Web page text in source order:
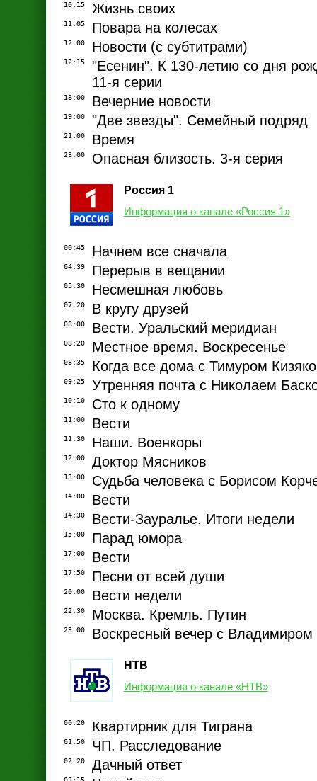
10:15 Жизнь своих
11:05 Повара на колесах
12:00 Новости (с субтитрами)
12:15
"Есенин". К 130-летию со дня
11-я серии
18:00 Вечерние новости
19:00 "Две звезды". Семейный подряд
21:00 Время
23:00 Опасная близость. 3-я серия
Россия 1
Информация о канале «Россия 1»
00:45 Начнем все сначала
04:39 Перерыв в вещании
05:30 Несмешная любовь
07:20 В кругу друзей
08:00 Вести. Уральский меридиан
08:20 Местное время. Воскресенье
08:35 Когда все дома с Тимуром
09:25 Утренняя почта с Николаем
10:10 Сто к одному
11:00 Вести
11:30 Наши. Военкоры
12:00 Доктор Мясников
13:00 Судьба человека с Борисом
14:00 Вести
14:30 Вести-Зауралье. Итоги недели
15:00 Парад юмора
17:00 Вести
17:50 Песни от всей души
20:00 Вести недели
22:30 Москва. Кремль. Путин
23:00 Воскресный вечер с
НТВ
Информация о канале «НТВ»
00:20 Квартирник для Тиграна
01:50 ЧП. Расследование
02:20 Дачный ответ